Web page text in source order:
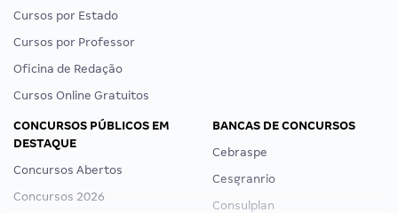
Cursos por Estado
Cursos por Professor
Oficina de Redação
Cursos Online Gratuitos
CONCURSOS PÚBLICOS EM
DESTAQUE
Concursos Abertos
Concursos 2026
BANCAS DE CONCURSOS
Cebraspe
Cesgranrio
Consulplan